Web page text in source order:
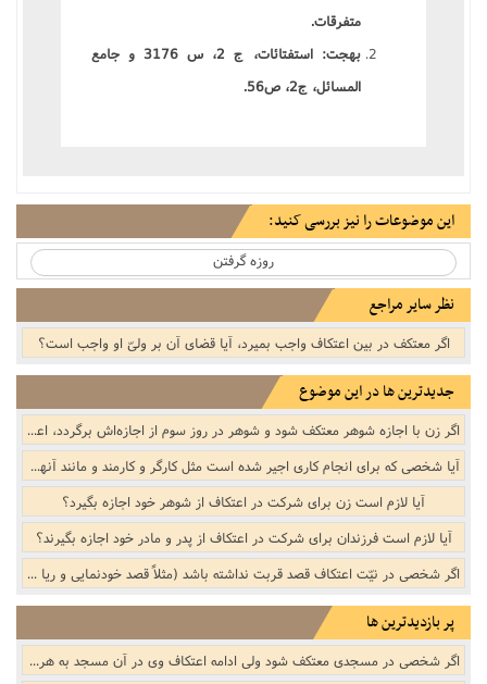
متفرقات.
بهجت: استفتائات، ج 2، س 3176 و جامع
المسائل، ج2، ص56.
این موضوعات را نیز بررسی کنید:
روزه گرفتن
نظر سایر مراجع
اگر معتکف در بین اعتکاف واجب بمیرد، آیا قضای آن بر ولیّ او واجب است؟
جدیدترین ها در این موضوع
اگر زن با اجازه شوهر معتکف شود و شوهر در روز سوم از اجازه‌اش برگردد، اعتکاف زن چگونه خواهد بود؟
آیا شخصی که برای انجام کاری اجیر شده است مثل کارگر و کارمند و مانند آنها، می تواند بدون اجازه ی کارفرما و مسئولش اعتکاف نگه دارد؟
آیا لازم است زن برای شرکت در اعتکاف از شوهر خود اجازه بگیرد؟
آیا لازم است فرزندان برای شرکت در اعتکاف از پدر و مادر خود اجازه بگیرند؟
اگر شخصی در نیّت اعتکاف قصد قربت نداشته باشد (مثلاً قصد خودنمایی و ریا داشته باشد)، آیا اعتکاف وی باطل می باشد؟
پر بازدیدترین ها
اگر شخصی در مسجدی معتکف شود ولی ادامه اعتکاف وی در آن مسجد به هر دلیلی با مشکل روبرو شود، وظیفه ی وی چیست؟